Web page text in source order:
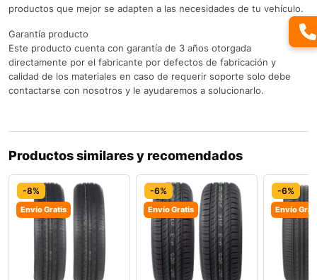
productos que mejor se adapten a las necesidades de tu vehículo.
Garantía producto
Este producto cuenta con garantía de 3 años otorgada
directamente por el fabricante por defectos de fabricación y
calidad de los materiales en caso de requerir soporte solo debe
contactarse con nosotros y le ayudaremos a solucionarlo.
Productos similares y recomendados
-8%
Envío Gratis
-6%
Envío Gratis
-6%
Envío